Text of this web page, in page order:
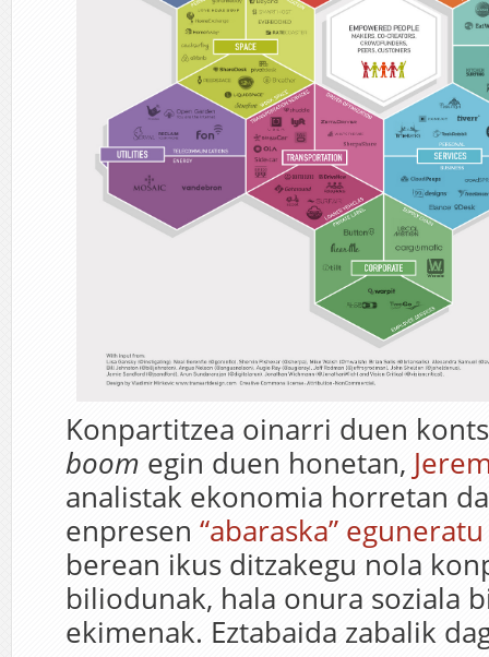
Konpartitzea oinarri duen
boom egin duen honetan,
analistak ekonomia horretan
enpresen “abaraska”
berean ikus ditzakegu nola
biliodunak, hala onura soziala
ekimenak. Eztabaida zabalik